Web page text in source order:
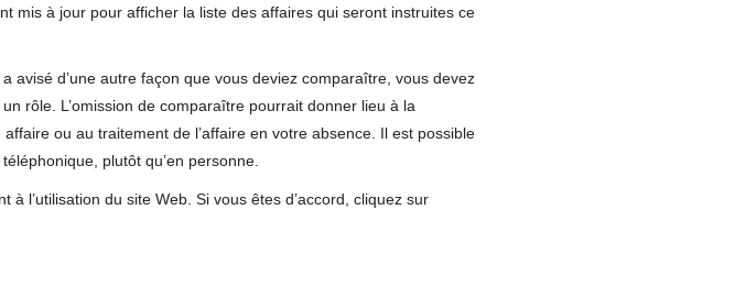
mis à jour pour afficher la liste des affaires qui seront instruites ce
avisé d’une autre façon que vous deviez comparaître, vous devez
rôle. L’omission de comparaître pourrait donner lieu à la
ou au traitement de l’affaire en votre absence. Il est possible
plutôt qu’en personne.
l’utilisation du site Web. Si vous êtes d’accord, cliquez sur